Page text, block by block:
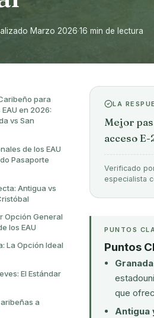
Marzo 2026·16 min de lectura
para
en 2026:
vs San
de los EAU
Pasaporte
Antigua vs
Opción General
los EAU
La Opción Ideal
El Estándar
a
LA
Mejor
acceso
Verificado
especialista
PUNTOS
Puntos
Granada
que
Antigua